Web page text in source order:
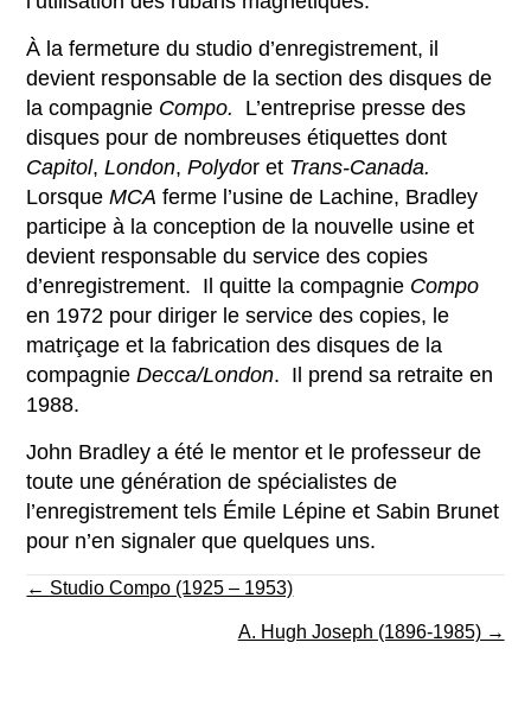
À la fermeture du studio d’enregistrement, il
devient responsable de la section des disques de
la compagnie Compo. L’entreprise presse des
disques pour de nombreuses étiquettes dont
Capitol,London,Polydor et Trans-Canada.
LorsqueMCA ferme l’usine de Lachine, Bradley
participe à la conception de la nouvelle usine et
devient responsable du service des copies
d’enregistrement. Il quitte la compagnie Compo
en 1972 pour diriger le service des copies, le
matriçage et la fabrication des disques de la
compagnieDecca/London. Il prend sa retraite en
1988.
John Bradley a été le mentor et le professeur de
toute une génération de spécialistes de
l’enregistrement tels Émile Lépine et Sabin Brunet
pour n’en signaler que quelques uns.
Posts
← Studio Compo (1925 – 1953)
A. Hugh Joseph (1896-1985) →